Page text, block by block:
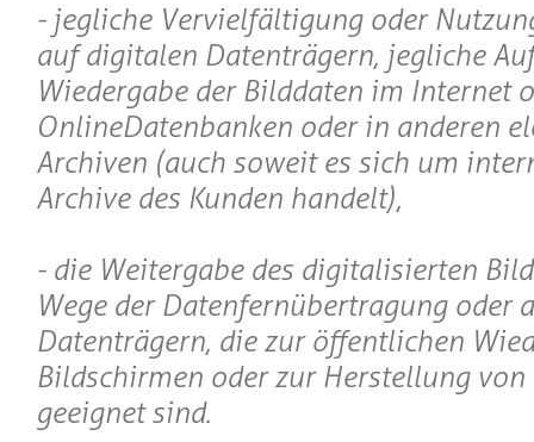
- jegliche Vervielfältigung oder
auf digitalen Datenträgern, jegliche
Wiedergabe der Bilddaten im Internet
OnlineDatenbanken oder in anderen
Archiven (auch soweit es sich um
Archive des Kunden handelt),
- die Weitergabe des digitalisierten
Wege der Datenfernübertragung oder
Datenträgern, die zur öffentlichen
Bildschirmen oder zur Herstellung von
geeignet sind.